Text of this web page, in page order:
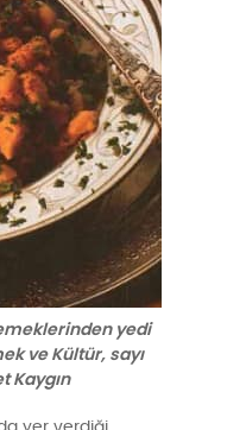
yedi
ve Kültür, sayı
Kaygın